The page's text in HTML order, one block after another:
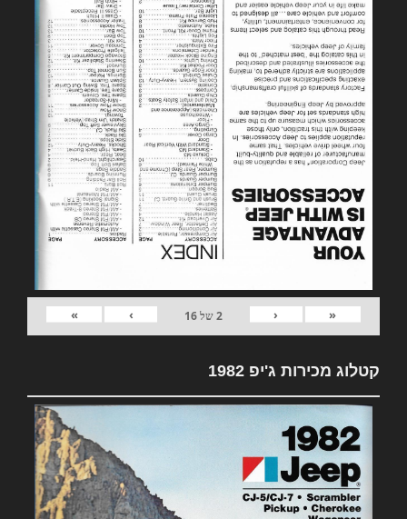
«
‹
2של16
›
»
קטלוג מכירות ג'יפ 1982